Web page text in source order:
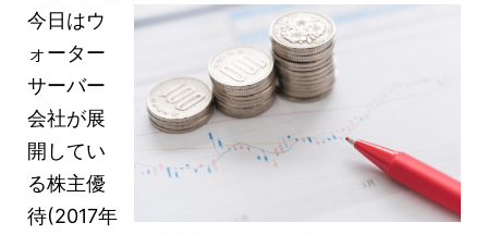
今日はウ
ォーター
サーバー
会社が展
開してい
る株主優
待(2017年